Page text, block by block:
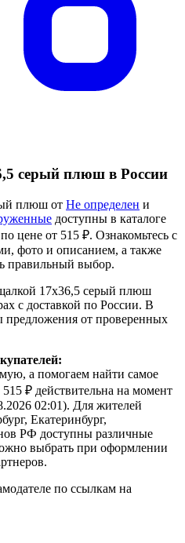
серый плюш в России
плюш от Не определен и
доступны в каталоге
по цене от 515 ₽. Ознакомьтесь с
фото и описанием, а также
правильный выбор.
17х36,5 серый плюш
с доставкой по России. В
предложения от проверенных
а помогаем найти самое
₽ действительна на момент
02:01). Для жителей
Екатеринбург,
РФ доступны различные
выбрать при оформлении
по ссылкам на